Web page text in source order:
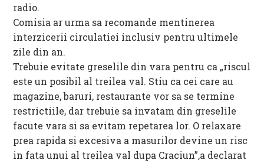
radio.
Comisia ar urma sa recomande mentinerea
interzicerii circulatiei inclusiv pentru ultimele
zile din an.
Trebuie evitate greselile din vara pentru ca „riscul
este un posibil al treilea val. Stiu ca cei care au
magazine, baruri, restaurante vor sa se termine
restrictiile, dar trebuie sa invatam din greselile
facute vara si sa evitam repetarea lor. O relaxare
prea rapida si excesiva a masurilor devine un risc
in fata unui al treilea val dupa Craciun”,a declarat